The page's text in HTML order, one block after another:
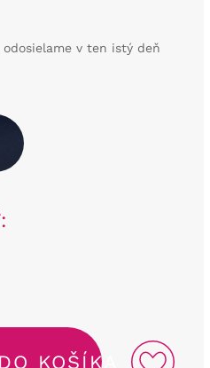
v ten istý deň
KOŠÍKA